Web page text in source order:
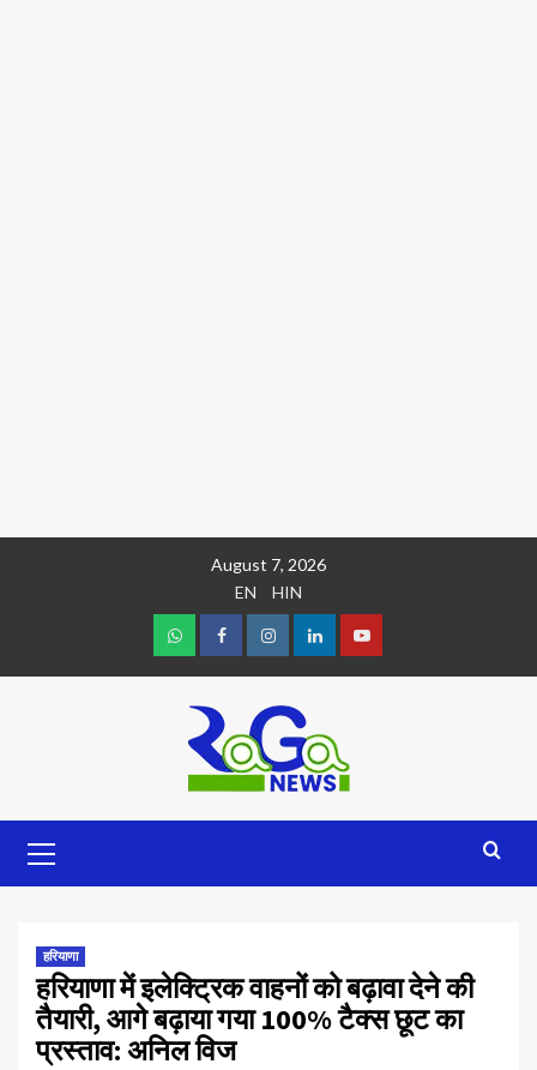
August 7, 2026
EN
HIN
हरियाणा
हरियाणा में इलेक्ट्रिक वाहनों को बढ़ावा देने की
तैयारी, आगे बढ़ाया गया 100% टैक्स छूट का
प्रस्ताव: अनिल विज